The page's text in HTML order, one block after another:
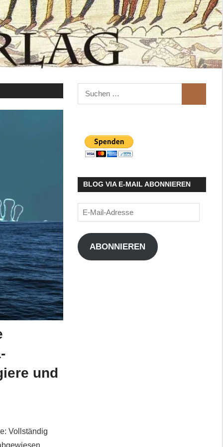
und
Vollständig
Suchen
nach:
BLOG VIA E-MAIL ABONNIEREN
E-
Mail-
Adresse
ABONNIEREN